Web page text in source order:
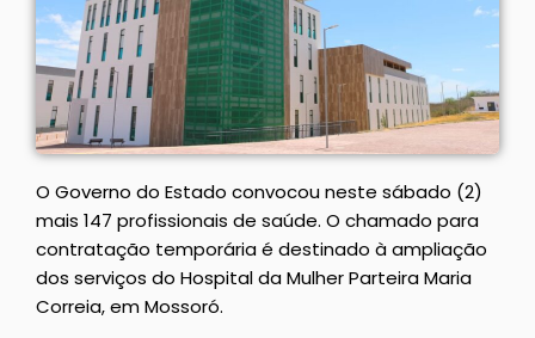
O Governo do Estado convocou neste sábado (2)
mais 147 profissionais de saúde. O chamado para
contratação temporária é destinado à ampliação
dos serviços do Hospital da Mulher Parteira Maria
Correia, em Mossoró.